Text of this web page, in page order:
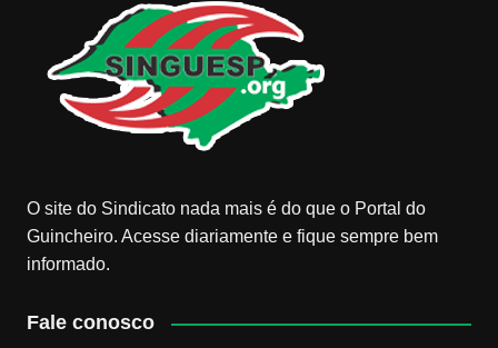
O site do Sindicato nada mais é do que o Portal do
Guincheiro. Acesse diariamente e fique sempre bem
informado.
Fale conosco